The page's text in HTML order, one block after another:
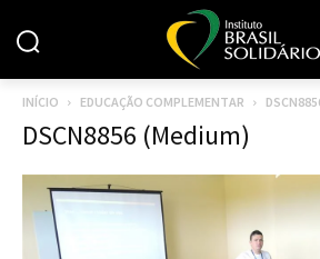
INÍCIO EDUCAÇÃO COMPLEMENTAR
DSCN8856 (Medium)